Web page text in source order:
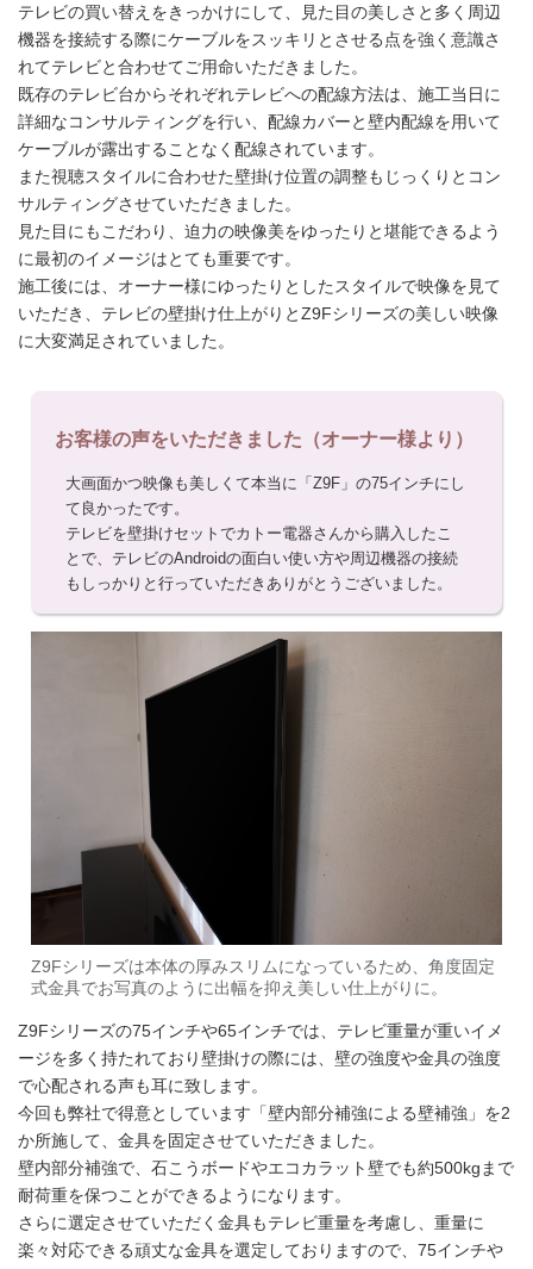
テレビの買い替えをきっかけにして、見た目の美しさと多く周辺
機器を接続する際にケーブルをスッキリとさせる点を強く意識さ
れてテレビと合わせてご用命いただきました。
既存のテレビ台からそれぞれテレビへの配線方法は、施工当日に
詳細なコンサルティングを行い、配線カバーと壁内配線を用いて
ケーブルが露出することなく配線されています。
また視聴スタイルに合わせた壁掛け位置の調整もじっくりとコン
サルティングさせていただきました。
見た目にもこだわり、迫力の映像美をゆったりと堪能できるよう
に最初のイメージはとても重要です。
施工後には、オーナー様にゆったりとしたスタイルで映像を見て
いただき、テレビの壁掛け仕上がりとZ9Fシリーズの美しい映像
に大変満足されていました。
お客様の声をいただきました（オーナー様より）
大画面かつ映像も美しくて本当に「Z9F」の75インチにし
て良かったです。
テレビを壁掛けセットでカトー電器さんから購入したこ
とで、テレビのAndroidの面白い使い方や周辺機器の接続
もしっかりと行っていただきありがとうございました。
Z9Fシリーズは本体の厚みスリムになっているため、角度固定
式金具でお写真のように出幅を抑え美しい仕上がりに。
Z9Fシリーズの75インチや65インチでは、テレビ重量が重いイメ
ージを多く持たれており壁掛けの際には、壁の強度や金具の強度
で心配される声も耳に致します。
今回も弊社で得意としています「壁内部分補強による壁補強」を2
か所施して、金具を固定させていただきました。
壁内部分補強で、石こうボードやエコカラット壁でも約500kgまで
耐荷重を保つことができるようになります。
さらに選定させていただく金具もテレビ重量を考慮し、重量に
楽々対応できる頑丈な金具を選定しておりますので、75インチや